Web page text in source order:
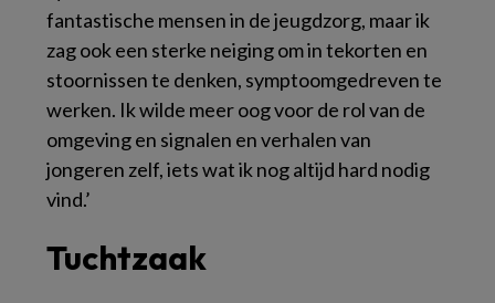
fantastische mensen in de jeugdzorg, maar ik
zag ook een sterke neiging om in tekorten en
stoornissen te denken, symptoomgedreven te
werken. Ik wilde meer oog voor de rol van de
omgeving en signalen en verhalen van
jongeren zelf, iets wat ik nog altijd hard nodig
vind.’
Tuchtzaak